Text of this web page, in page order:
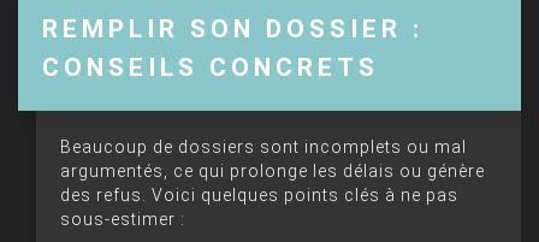
REMPLIR SON DOSSIER :
CONSEILS CONCRETS
Beaucoup de dossiers sont incomplets ou mal
argumentés, ce qui prolonge les délais ou génère
des refus. Voici quelques points clés à ne pas
sous-estimer :